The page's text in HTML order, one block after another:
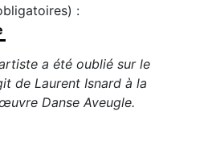
:
a été oublié sur le
de Laurent Isnard à la
Danse Aveugle.